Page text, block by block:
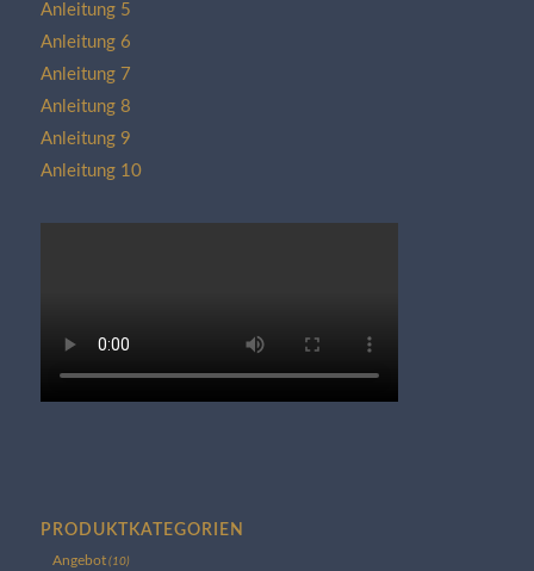
Anleitung 5
Anleitung 6
Anleitung 7
Anleitung 8
Anleitung 9
Anleitung 10
PRODUKTKATEGORIEN
Angebot (10)